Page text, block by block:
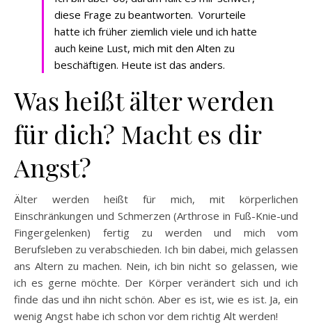
diese Frage zu beantworten. Vorurteile
hatte ich früher ziemlich viele und ich hatte
auch keine Lust, mich mit den Alten zu
beschäftigen. Heute ist das anders.
Was heißt älter werden
für dich? Macht es dir
Angst?
Älter werden heißt für mich, mit körperlichen
Einschränkungen und Schmerzen (Arthrose in Fuß-Knie-und
Fingergelenken) fertig zu werden und mich vom
Berufsleben zu verabschieden. Ich bin dabei, mich gelassen
ans Altern zu machen. Nein, ich bin nicht so gelassen, wie
ich es gerne möchte. Der Körper verändert sich und ich
finde das und ihn nicht schön. Aber es ist, wie es ist. Ja, ein
wenig Angst habe ich schon vor dem richtig Alt werden!